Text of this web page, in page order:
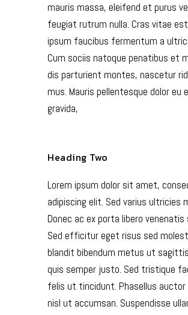
mauris massa, eleifend et purus
feugiat rutrum nulla. Cras vitae
ipsum faucibus fermentum a
Cum sociis natoque penatibus et
dis parturient montes, nascetur
mus. Mauris pellentesque dolor eu
gravida,
Heading Two
Lorem ipsum dolor sit amet,
adipiscing elit. Sed varius ultricies
Donec ac ex porta libero venenatis
Sed efficitur eget risus sed
blandit bibendum metus ut
quis semper justo. Sed tristique
felis ut tincidunt. Phasellus auctor
nisl ut accumsan. Suspendisse